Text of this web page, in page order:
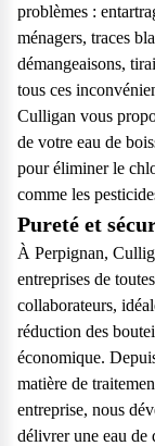
problèmes :
ménagers, traces
démangeaisons,
tous ces
Culligan vous
de votre eau de
pour éliminer le
comme les
Pureté et
À Perpignan,
entreprises de
collaborateurs,
réduction des
économique.
matière de
entreprise, nous
délivrer une eau de